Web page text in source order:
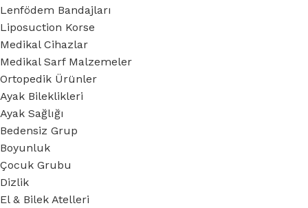
Lenfödem Bandajları
Liposuction Korse
Medikal Cihazlar
Medikal Sarf Malzemeler
Ortopedik Ürünler
Ayak Bileklikleri
Ayak Sağlığı
Bedensiz Grup
Boyunluk
Çocuk Grubu
Dizlik
El & Bilek Atelleri